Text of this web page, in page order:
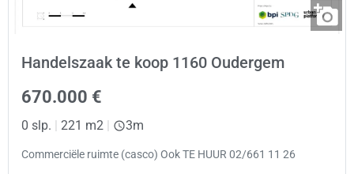
Handelszaak te koop 1160 Oudergem
670.000 €
0 slp. | 221 m2 | 3m
Commerciële ruimte (casco) Ook TE HUUR 02/661 11 26